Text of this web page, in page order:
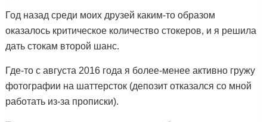
Год назад среди моих друзей каким-то образом
оказалось критическое количество стокеров, и я решила
дать стокам второй шанс.
Где-то с августа 2016 года я более-менее активно гружу
фотографии на шаттерсток (депозит отказался со мной
работать из-за прописки).